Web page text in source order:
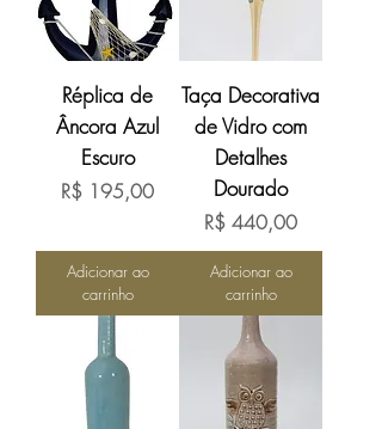
Réplica de
Âncora Azul
Escuro
Preço
R$ 195,00
Adicionar ao
carrinho
Taça Decorativa
de Vidro com
Detalhes
Dourado
Preço
R$ 440,00
Adicionar ao
carrinho